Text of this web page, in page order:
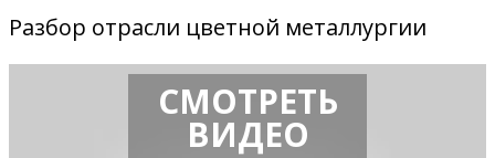
Разбор отрасли цветной металлургии
СМОТРЕТЬ
ВИДЕО